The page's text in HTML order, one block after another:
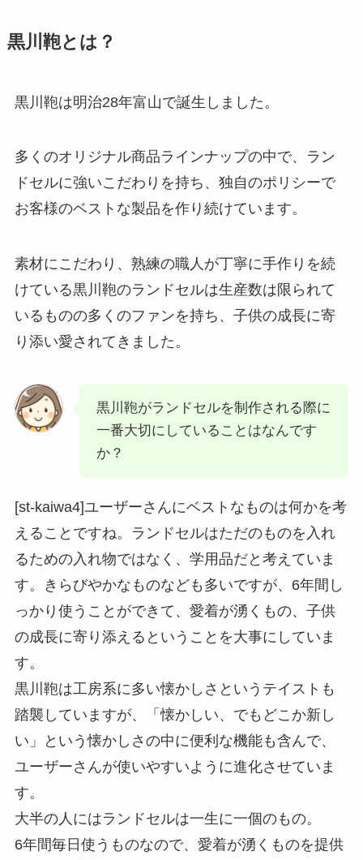
黒川鞄とは？
黒川鞄は明治28年富山で誕生しました。
多くのオリジナル商品ラインナップの中で、ラン
ドセルに強いこだわりを持ち、独自のポリシーで
お客様のベストな製品を作り続けています。
素材にこだわり、熟練の職人が丁寧に手作りを続
けている黒川鞄のランドセルは生産数は限られて
いるものの多くのファンを持ち、子供の成長に寄
り添い愛されてきました。
黒川鞄がランドセルを制作される際に
一番大切にしていることはなんです
か？
[st-kaiwa4]ユーザーさんにベストなものは何かを考
えることですね。ランドセルはただのものを入れ
るための入れ物ではなく、学用品だと考えていま
す。きらびやかなものなども多いですが、6年間し
っかり使うことができて、愛着が湧くもの、子供
の成長に寄り添えるということを大事にしていま
す。
黒川鞄は工房系に多い懐かしさというテイストも
踏襲していますが、「懐かしい、でもどこか新し
い」という懐かしさの中に便利な機能も含んで、
ユーザーさんが使いやすいように進化させていま
す。
大半の人にはランドセルは一生に一個のもの。
6年間毎日使うものなので、愛着が湧くものを提供